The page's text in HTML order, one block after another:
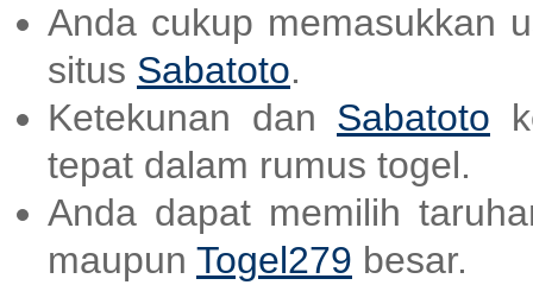
Anda cukup memasukkan
situs Sabatoto.
Ketekunan dan Sabatoto
tepat dalam rumus togel.
Anda dapat memilih
maupun Togel279 besar.